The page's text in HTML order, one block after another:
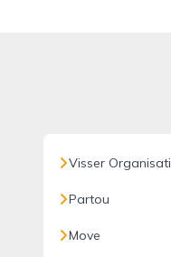
Visser
Partou
Move